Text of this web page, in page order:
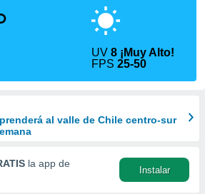
UV8 ¡Muy Alto!
FPS25-50
al valle de Chile centro-sur
la app de
Instalar